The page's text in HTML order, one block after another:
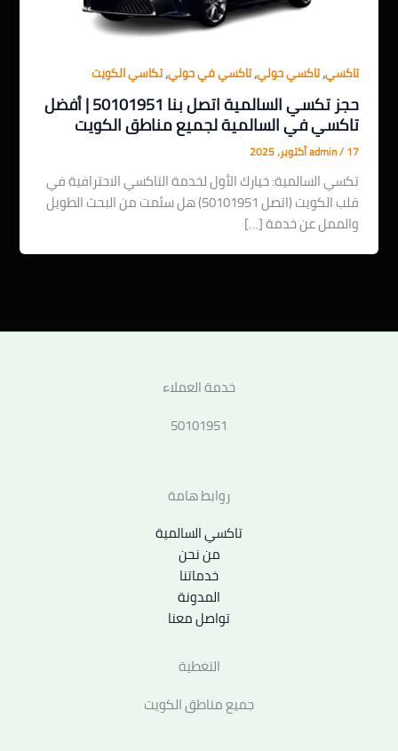
تاكسي,تاكسي حولي,تاكسي في حولي,تكاسي الكويت
حجز تكسي السالمية اتصل بنا 50101951 | أفضل
تاكسي في السالمية لجميع مناطق الكويت
admin/17 أكتوبر، 2025
تكسي السالمية: خيارك الأول لخدمة التاكسي الاحترافية في
قلب الكويت (اتصل 50101951) هل سئمت من البحث الطويل
والممل عن خدمة […]
خدمة العملاء
50101951
روابط هامة
تاكسي السالمية
من نحن
خدماتنا
المدونة
تواصل معنا
التغطية
جميع مناطق الكويت